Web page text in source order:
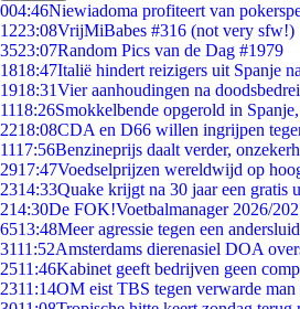
004:46Niewiadoma profiteert van
1223:08VrijMiBabes #316 (not very sfw!)
3523:07Random Pics van de Dag #1979
1818:47Italië hindert reizigers uit Spanje
1918:31Vier aanhoudingen na
1118:26Smokkelbende opgerold in
2218:08CDA en D66 willen ingrijpen
1117:56Benzineprijs daalt verder,
2917:47Voedselprijzen wereldwijd op
2314:33Quake krijgt na 30 jaar een gratis
214:30De FOK!Voetbalmanager 2026/
6513:48Meer agressie tegen een
3111:52Amsterdams dierenasiel DOA
2511:46Kabinet geeft bedrijven geen
2311:14OM eist TBS tegen verwarde man